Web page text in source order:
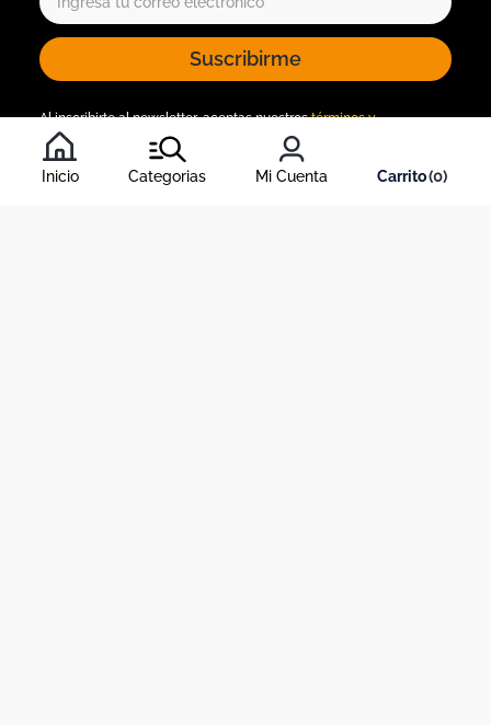
Inicio Categorias Mi Cuenta 0
Suscribirme
Al inscribirte al newsletter, aceptas nuestrostérminos y
condiciones
, y nuestra política de tratamiento de información